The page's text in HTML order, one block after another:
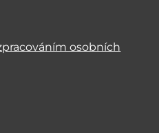
osobních